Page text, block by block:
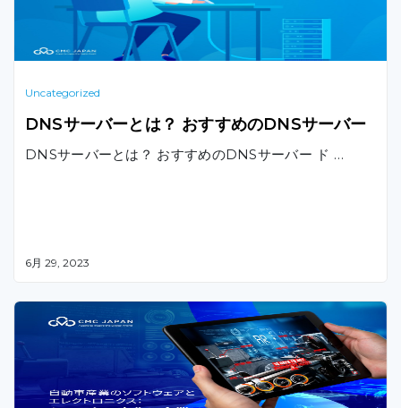
Uncategorized
DNSサーバーとは？ おすすめのDNSサーバー
DNSサーバーとは？ おすすめのDNSサーバー ド …
6月 29, 2023